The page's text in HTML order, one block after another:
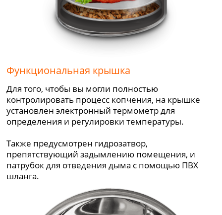
Функциональная крышка
Для того, чтобы вы могли полностью
контролировать процесс копчения, на крышке
установлен электронный термометр для
определения и регулировки температуры.
Также предусмотрен гидрозатвор,
препятствующий задымлению помещения, и
патрубок для отведения дыма с помощью ПВХ
шланга.